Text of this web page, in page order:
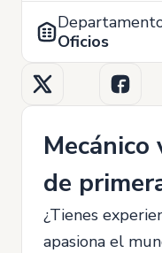
Oficios
de
¿Tienes
apasiona el